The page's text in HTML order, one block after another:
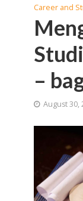
Career and
–
August 30,